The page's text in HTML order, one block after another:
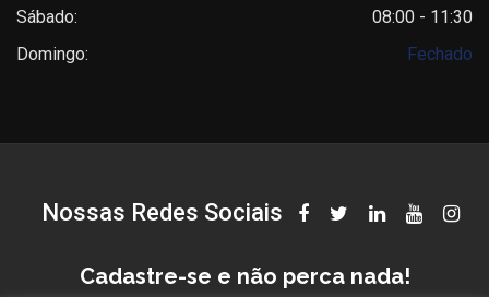
Sábado:
08:00 - 11:30
Domingo:
Fechado
Nossas Redes Sociais
Cadastre-se e não perca nada!